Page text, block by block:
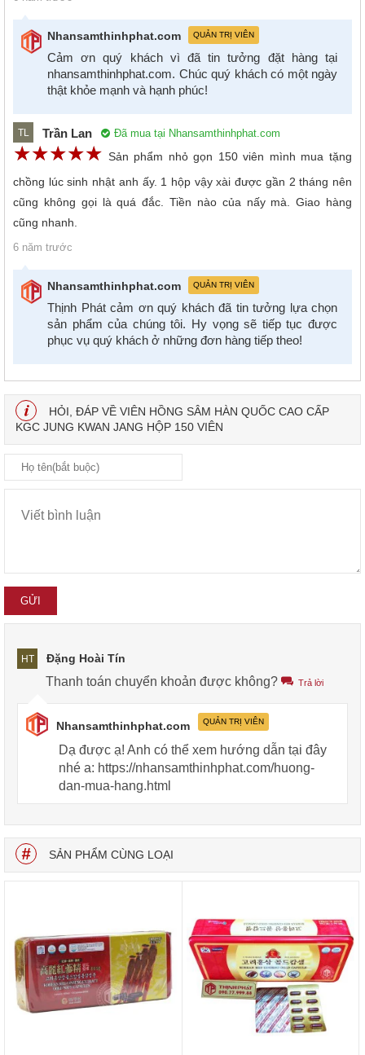
Nhansamthinhphat.com QUẢN TRỊ VIÊN
Cảm ơn quý khách vì đã tin tưởng đặt hàng tại
nhansamthinhphat.com. Chúc quý khách có một ngày
thật khỏe mạnh và hạnh phúc!
TL Trần Lan Đã mua tại Nhansamthinhphat.com
☆☆☆☆☆
★★★★★ Sản phẩm nhỏ gọn 150 viên mình mua tặng
chồng lúc sinh nhật anh ấy. 1 hộp vậy xài được gần 2 tháng nên
cũng không gọi là quá đắc. Tiền nào của nấy mà. Giao hàng
cũng nhanh.
6 năm trước
Nhansamthinhphat.com QUẢN TRỊ VIÊN
Thịnh Phát cảm ơn quý khách đã tin tưởng lựa chọn
sản phẩm của chúng tôi. Hy vọng sẽ tiếp tục được
phục vụ quý khách ở những đơn hàng tiếp theo!
HỎI, ĐÁP VỀ VIÊN HỒNG SÂM HÀN QUỐC CAO CẤP
KGC JUNG KWAN JANG HỘP 150 VIÊN
HT Đặng Hoài Tín
Thanh toán chuyển khoản được không? Trả lời
Nhansamthinhphat.com QUẢN TRỊ VIÊN
Dạ được ạ! Anh có thể xem hướng dẫn tại đây
nhé a: https://nhansamthinhphat.com/huong-
dan-mua-hang.html
SẢN PHẨM CÙNG LOẠI